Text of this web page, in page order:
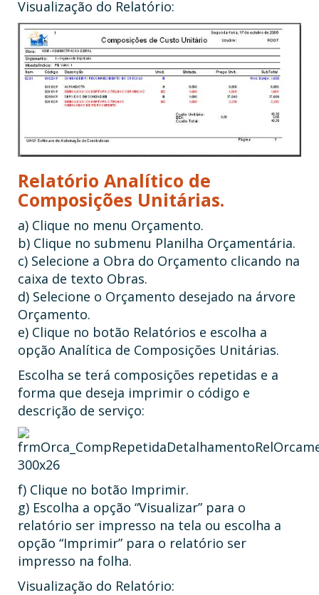
Visualização do Relatório:
Relatório Analítico de
Composições Unitárias.
a) Clique no menu Orçamento.
b) Clique no submenu Planilha Orçamentária.
c) Selecione a Obra do Orçamento clicando na
caixa de texto Obras.
d) Selecione o Orçamento desejado na árvore
Orçamento.
e) Clique no botão Relatórios e escolha a
opção Analítica de Composições Unitárias.
Escolha se terá composições repetidas e a
forma que deseja imprimir o código e
descrição de serviço:
f) Clique no botão Imprimir.
g) Escolha a opção “Visualizar” para o
relatório ser impresso na tela ou escolha a
opção “Imprimir” para o relatório ser
impresso na folha.
Visualização do Relatório: